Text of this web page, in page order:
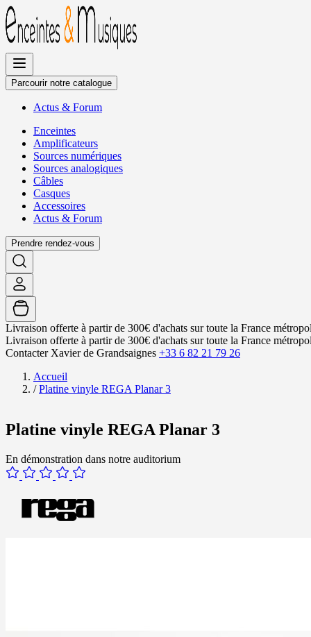
Allez
au
contenu
Parcourir notre catalogue
Actus & Forum
Enceintes
Amplificateurs
Sources numériques
Sources analogiques
Câbles
Casques
Accessoires
Actus & Forum
Prendre rendez-vous
Livraison offerte à partir de 300€ d'achats sur toute la France
Livraison offerte à partir de 300€ d'achats sur toute la France
Contacter Xavier de Grandsaignes +33 6 82 21 79 26
Accueil
/ Platine vinyle REGA Planar 3
Platine vinyle REGA Planar 3
En démonstration dans notre auditorium